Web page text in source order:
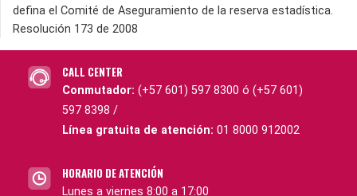
defina el Comité de Aseguramiento de la reserva estadística.
Resolución 173 de 2008
CALL CENTER
Conmutador: (+57 601) 597 8300 ó (+57 601)
597 8398 /
Línea gratuita de atención: 01 8000 912002
HORARIO DE ATENCIÓN
Lunes a viernes 8:00 a 17:00